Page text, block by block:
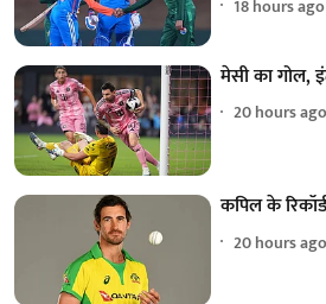
18 hours ago
मेसी का गोल,
20 hours ago
कपिल के
20 hours ago